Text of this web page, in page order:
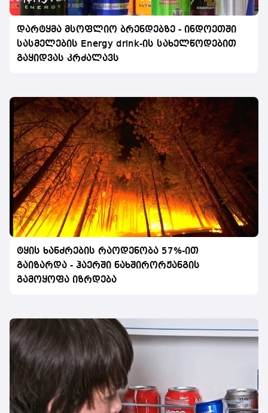
დარტყმა მსოფლიო ბრენდებზე - ინდოეთში
სასმელების Energy drink-ის სახელწოდებით
გაყიდვას კრძალავს
ტყის ხანძრების რაოდენობა 57%-ით
გაიზარდა - ჰაერში ნახშირორჟანგის
გამოყოფა იზრდება